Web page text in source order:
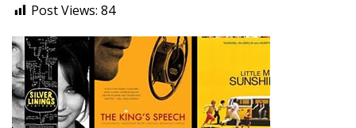
Post Views: 84